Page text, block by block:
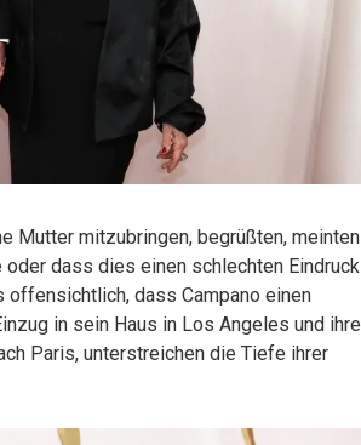
Mutter mitzubringen, begrüßten, meinten
dass dies einen schlechten Eindruck
dass Campano einen
in sein Haus in Los Angeles und ihre
Paris, unterstreichen die Tiefe ihrer